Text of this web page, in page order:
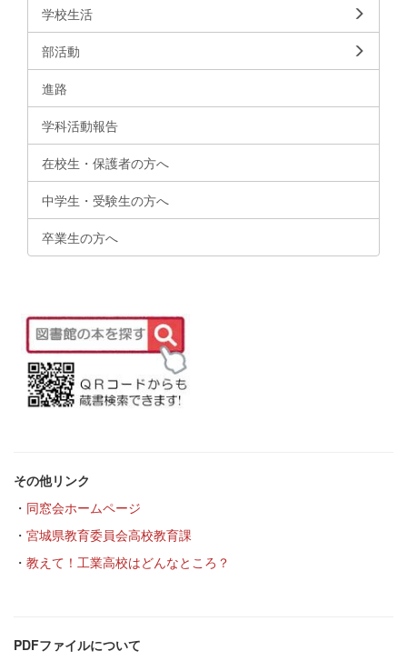
学校生活
部活動
進路
学科活動報告
在校生・保護者の方へ
中学生・受験生の方へ
卒業生の方へ
その他リンク
・ 同窓会ホームページ
・ 宮城県教育委員会高校教育課
・ 教えて！工業高校はどんなところ？
PDFファイルについて